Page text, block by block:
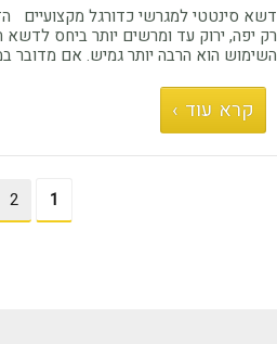
סינטטי
למגרשי
כדורגל
עוז
דשא סינטטי למגרשי כדורגל מקצועיים
רק יפה, ירוק עד ומרשים יותר ביחס לדשא
השימוש הוא הרבה יותר גמיש. אם מדובר
קרא עוד ›
1
2